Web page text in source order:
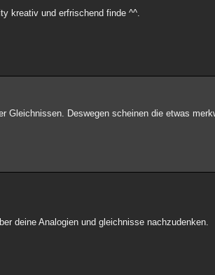
kreativ und erfrischend finde ^^.
Gleichnissen. Deswegen scheinen die etwas
deine Analogien und gleichnisse nachzudenken.